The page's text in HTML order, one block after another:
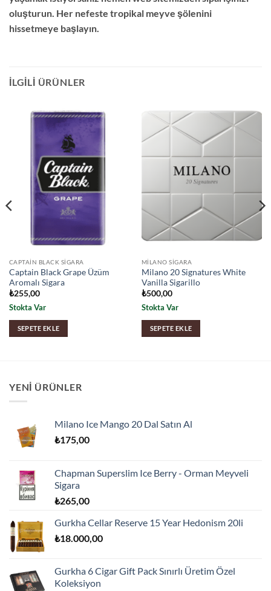
oluşturun. Her nefeste tropikal meyve şölenini
hissetmeye başlayın.
İLGILI ÜRÜNLER
CAPTAIN BLACK SIGARA
Captain Black Grape Üzüm
Aromalı Sigara
₺255,00
Stokta Var
SEPETE EKLE
MILANO SIGARA
Milano 20 Signatures White
Vanilla Sigarillo
₺500,00
Stokta Var
SEPETE EKLE
YENI ÜRÜNLER
Milano Ice Mango 20 Dal Satın Al
₺175,00
Chapman Superslim Ice Berry - Orman Meyveli
Sigara
₺265,00
Gurkha Cellar Reserve 15 Year Hedonism 20li
₺18.000,00
Gurkha 6 Cigar Gift Pack Sınırlı Üretim Özel
Koleksiyon